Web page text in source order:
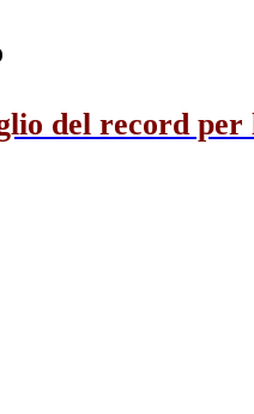
del record per